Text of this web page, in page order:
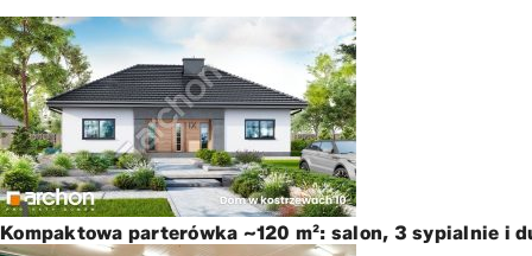
Kompaktowa parterówka ~120 m²: salon, 3 sypialnie i